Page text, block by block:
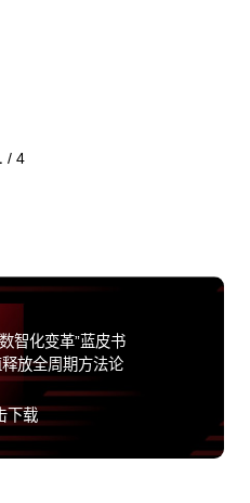
/ 4
智化变革”蓝皮书
放全周期方法论
下载